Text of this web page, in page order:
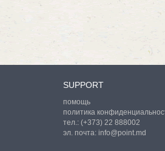
SUPPORT
помощь
политика
тел.: (+373) 22 888002
эл. почта: info@point.md